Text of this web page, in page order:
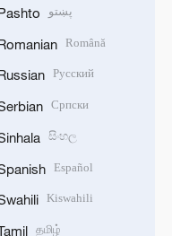
پښتو
Română
Русский
Српски
සිංහල
Español
Kiswahili
தமிழ்